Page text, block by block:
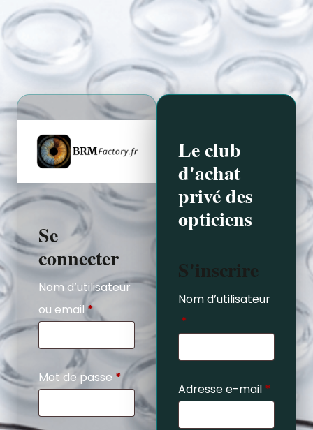
Se
connecter
Nom d’utilisateur
ou email*
Mot de passe *
Le club
d'achat
privé des
opticiens
S'inscrire
Nom d’utilisateur
*
Adresse e-mail *